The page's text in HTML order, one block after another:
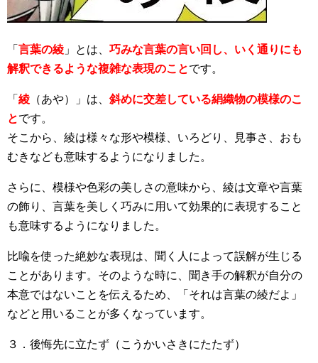
「 言葉の綾 」とは、 巧みな言葉の言い回し、いく通りにも
解釈できるような複雑な表現のことです。
「 綾 （あや）」は、 斜めに交差している絹織物の模様のこ
とです。
そこから、綾は様々な形や模様、いろどり、見事さ、おも
むきなども意味するようになりました。
さらに、模様や色彩の美しさの意味から、綾は文章や言葉
の飾り、言葉を美しく巧みに用いて効果的に表現すること
も意味するようになりました。
比喩を使った絶妙な表現は、聞く人によって誤解が生じる
ことがあります。そのような時に、聞き手の解釈が自分の
本意ではないことを伝えるため、「それは言葉の綾だよ」
などと用いることが多くなっています。
３．後悔先に立たず（こうかいさきにたたず）